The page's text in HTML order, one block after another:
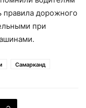
правила дорожного
при
Самарканд